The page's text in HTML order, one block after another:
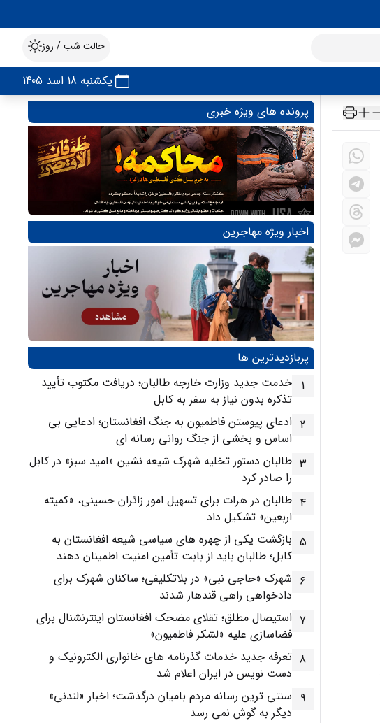
حالت شب / روز
یکشنبه 18 اسد 1405
پرونده های ویژه خبری
اخبار ویژه مهاجرین
پربازدیدترین ها
1 خدمت جدید وزارت خارجه طالبان؛ دریافت مکتوب تأیید
تذکره بدون نیاز به سفر به کابل
2 ادعای پیوستن فاطمیون به جنگ افغانستان؛ ادعایی بی
اساس و بخشی از جنگ روانی رسانه ای
3 طالبان دستور تخلیه شهرک شیعه نشین «امید سبز» در کابل
را صادر کرد
4 طالبان در هرات برای تسهیل امور زائران حسینی، «کمیته
اربعین» تشکیل داد
5 بازگشت یکی از چهره های سیاسی شیعه افغانستان به
کابل؛ طالبان باید از بابت تأمین امنیت اطمینان دهند
6 شهرک «حاجی نبی» در بلاتکلیفی؛ ساکنان شهرک برای
دادخواهی راهی قندهار شدند
7 استیصال مطلق؛ تقلای مضحک افغانستان اینترنشنال برای
فضاسازی علیه «لشکر فاطمیون»
8 تعرفه جدید خدمات گذرنامه های خانواری الکترونیک و
دست نویس در ایران اعلام شد
9 سنتی ترین رسانه مردم بامیان درگذشت؛ اخبار «لندنی»
دیگر به گوش نمی رسد